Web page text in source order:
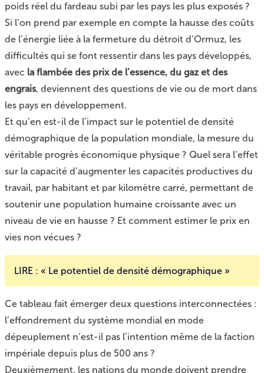
poids réel du fardeau subi par les pays les plus exposés ?
Si l’on prend par exemple en compte la hausse des coûts
de l’énergie liée à la fermeture du détroit d’Ormuz, les
difficultés qui se font ressentir dans les pays développés,
avec la flambée des prix de l’essence, du gaz et des
engrais, deviennent des questions de vie ou de mort dans
les pays en développement.
Et qu’en est-il de l’impact sur le potentiel de densité
démographique de la population mondiale, la mesure du
véritable progrès économique physique ? Quel sera l’effet
sur la capacité d’augmenter les capacités productives du
travail, par habitant et par kilomètre carré, permettant de
soutenir une population humaine croissante avec un
niveau de vie en hausse ? Et comment estimer le prix en
vies non vécues ?
LIRE : « Le potentiel de densité démographique »
Ce tableau fait émerger deux questions interconnectées :
l’effondrement du système mondial en mode
dépeuplement n’est-il pas l’intention même de la faction
impériale depuis plus de 500 ans ?
Deuxièmement, les nations du monde doivent prendre